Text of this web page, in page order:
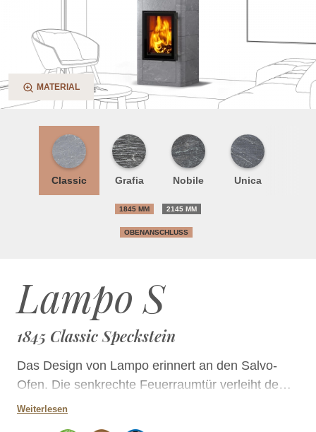
MATERIAL
Lampo S
1845 Classic Speckstein
Das Design von Lampo erinnert an den Salvo-
Ofen. Die senkrechte Feuerraumtür verleiht dem
Ofen einen modernen Anstrich. Die abgerundeten
Weiterlesen
Classic Grafia Nobile Unica
1845 MM 2145 MM
OBENANSCHLUSS